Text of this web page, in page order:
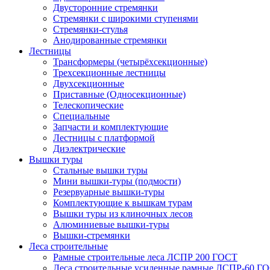
Двусторонние стремянки
Стремянки с широкими ступенями
Стремянки-стулья
Анодированные стремянки
Лестницы
Трансформеры (четырёхсекционные)
Трехсекционные лестницы
Двухсекционные
Приставные (Односекционные)
Телескопические
Специальные
Запчасти и комплектующие
Лестницы с платформой
Диэлектрические
Вышки туры
Стальные вышки туры
Мини вышки-туры (подмости)
Резервуарные вышки-туры
Комплектующие к вышкам турам
Вышки туры из клиночных лесов
Алюминиевые вышки-туры
Вышки-стремянки
Леса строительные
Рамные строительные леса ЛСПР 200 ГОСТ
Леса строительные усиленные рамные ЛСПР-60